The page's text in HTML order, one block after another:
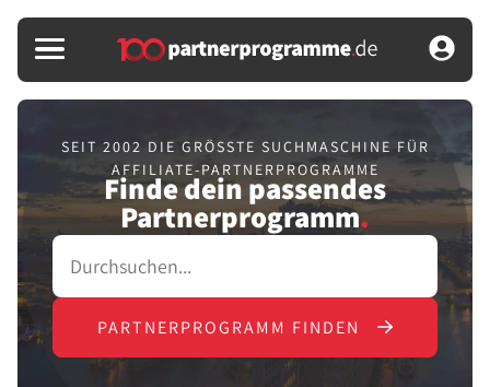
SEIT 2002 DIE GRÖSSTE SUCHMASCHINE FÜR
AFFILIATE-PARTNERPROGRAMME
Finde dein passendes
Partnerprogramm.
PARTNERPROGRAMM FINDEN